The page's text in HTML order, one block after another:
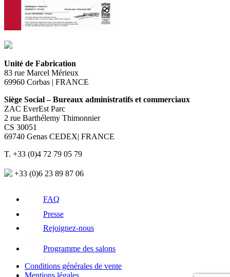
Unité de Fabrication
83 rue Marcel Mérieux
69960 Corbas | FRANCE
Siège Social – Bureaux administratifs et commerciaux
ZAC EverEst Parc
2 rue Barthélemy Thimonnier
CS 30051
69740 Genas CEDEX| FRANCE
T. +33 (0)4 72 79 05 79
+33 (0)6 23 89 87 06
FAQ
Presse
Rejoignez-nous
Programme des salons
Conditions générales de vente
Mentions légales